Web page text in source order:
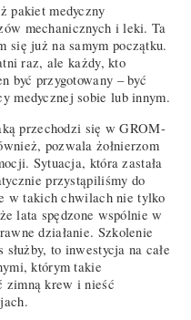
pakiet medyczny
mechanicznych i leki. Ta
się już na samym początku.
raz, ale każdy, kto
być przygotowany – być
medycznej sobie lub innym.
przechodzi się w GROM-
pozwala żołnierzom
Sytuacja, która zastała
przystąpiliśmy do
w takich chwilach nie tylko
lata spędzone wspólnie w
działanie. Szkolenie
to inwestycja na całe
którym takie
zimną krew i nieść